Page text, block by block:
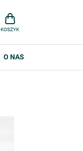
KOSZYK
O NAS